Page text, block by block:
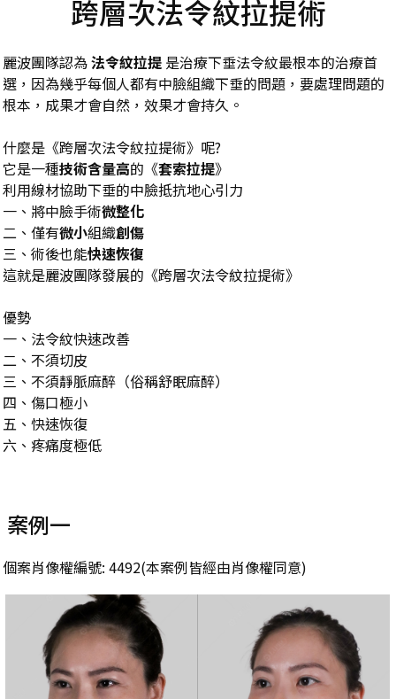
跨層次法令紋拉提術
麗波團隊認為法令紋拉提 是治療下垂法令紋最根本的治療首
選，因為幾乎每個人都有中臉組織下垂的問題，要處理問題的
根本，成果才會自然，效果才會持久。
什麼是《跨層次法令紋拉提術》呢?
它是一種技術含量高的《套索拉提》
利用線材協助下垂的中臉抵抗地心引力
一、將中臉手術微整化
二、僅有微小組織創傷
三、術後也能快速恢復
這就是麗波團隊發展的《跨層次法令紋拉提術》
優勢
一、法令紋快速改善
二、不須切皮
三、不須靜脈麻醉（俗稱舒眠麻醉）
四、傷口極小
五、快速恢復
六、疼痛度極低
案例一
個案肖像權編號: 4492(本案例皆經由肖像權同意)